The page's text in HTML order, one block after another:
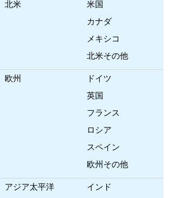
北米
米国
カナダ
メキシコ
北米その他
欧州
ドイツ
英国
フランス
ロシア
スペイン
欧州その他
アジア太平洋
インド